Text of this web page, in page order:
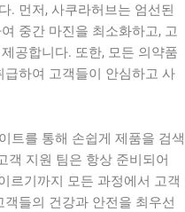
. 먼저, 사쿠라허브는 엄선된
중간 마진을 최소화하고, 고
공합니다. 또한, 모든 의약품
하여 고객들이 안심하고 사
트를 통해 손쉽게 제품을 검색
객 지원 팀은 항상 준비되어
르기까지 모든 과정에서 고객
들의 건강과 안전을 최우선